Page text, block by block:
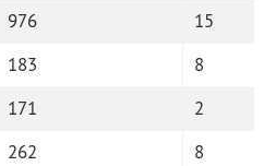
976
15
183
8
171
2
262
8